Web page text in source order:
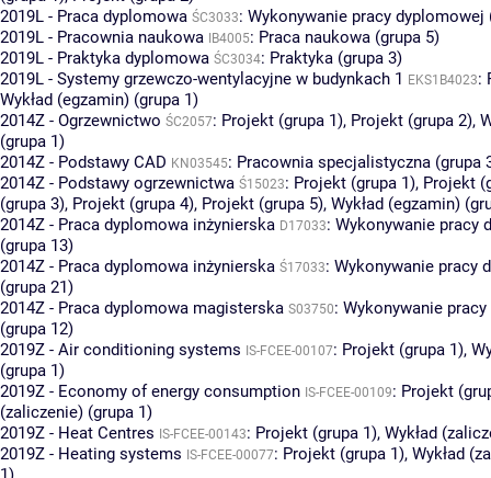
2019L - Praca dyplomowa ŚC3033: Wykonywanie pracy dyplomowej
2019L - Pracownia naukowa IB4005: Praca naukowa (grupa 5)
2019L - Praktyka dyplomowa ŚC3034: Praktyka (grupa 3)
2019L - Systemy grzewczo-wentylacyjne w budynkach 1 EKS1B4023:
Wykład (egzamin) (grupa 1)
2014Z - Ogrzewnictwo ŚC2057: Projekt (grupa 1), Projekt (grupa 2),
(grupa 1)
2014Z - Podstawy CAD KN03545: Pracownia specjalistyczna (grupa
2014Z - Podstawy ogrzewnictwa Ś15023: Projekt (grupa 1), Projekt
(grupa 3), Projekt (grupa 4), Projekt (grupa 5), Wykład (egzamin)
2014Z - Praca dyplomowa inżynierska D17033: Wykonywanie pracy
(grupa 13)
2014Z - Praca dyplomowa inżynierska Ś17033: Wykonywanie pracy
(grupa 21)
2014Z - Praca dyplomowa magisterska S03750: Wykonywanie
(grupa 12)
2019Z - Air conditioning systems IS-FCEE-00107: Projekt (grupa 1),
(grupa 1)
2019Z - Economy of energy consumption IS-FCEE-00109: Projekt
(zaliczenie) (grupa 1)
2019Z - Heat Centres IS-FCEE-00143: Projekt (grupa 1), Wykład
2019Z - Heating systems IS-FCEE-00077: Projekt (grupa 1), Wykład